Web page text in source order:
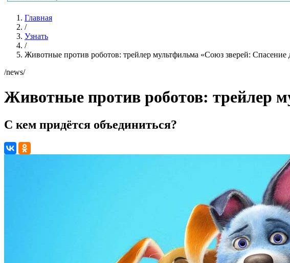
Главная
/
Узнать
/
Животные против роботов: трейлер мультфильма «Союз зверей: Спасение
/news/
Животные против роботов: трейлер
С кем придётся объединиться?